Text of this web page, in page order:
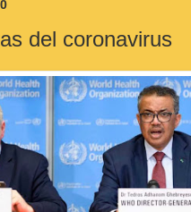
del coronavirus